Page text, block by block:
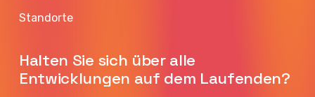
Standorte
Halten Sie sich über alle
Entwicklungen auf dem Laufenden?